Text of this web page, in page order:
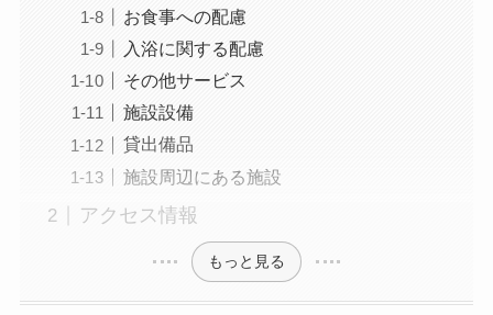
お食事への配慮
入浴に関する配慮
その他サービス
施設設備
貸出備品
施設周辺にある施設
アクセス情報
もっと見る